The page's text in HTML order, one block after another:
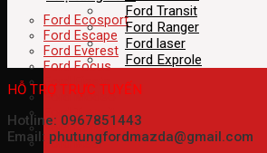
Ford Ecosport
Ford Escape
Ford Everest
Ford Focus
Ford Fiesta
Ford Modeo
Ford Transit
Ford Ranger
Ford laser
Ford Transit
Ford Ranger
Ford laser
Ford Exprole
HỖ TRỢ TRỰC TUYẾN
Hotline: 0967851443
Email: phutungfordmazda@gmail.com